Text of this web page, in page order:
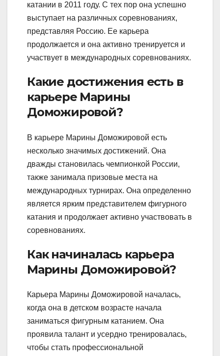
катании в 2011 году. С тех пор она успешно
выступает на различных соревнованиях,
представляя Россию. Ее карьера
продолжается и она активно тренируется и
участвует в международных соревнованиях.
Какие достижения есть в
карьере Марины
Доможировой?
В карьере Марины Доможировой есть
несколько значимых достижений. Она
дважды становилась чемпионкой России,
также занимала призовые места на
международных турнирах. Она определенно
является ярким представителем фигурного
катания и продолжает активно участвовать в
соревнованиях.
Как начиналась карьера
Марины Доможировой?
Карьера Марины Доможировой началась,
когда она в детском возрасте начала
заниматься фигурным катанием. Она
проявила талант и усердно тренировалась,
чтобы стать профессиональной